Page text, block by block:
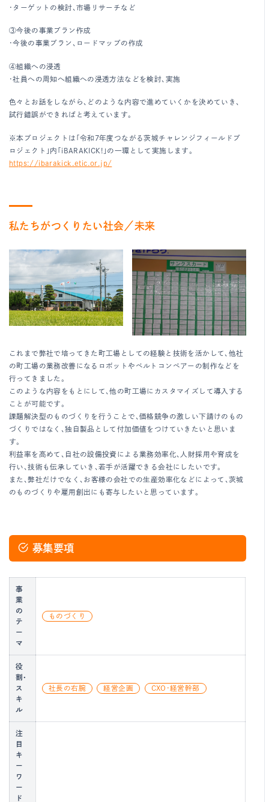
・ターゲットの検討、市場リサーチなど
③今後の事業プラン作成
・今後の事業プラン、ロードマップの作成
④組織への浸透
・社員への周知へ組織への浸透方法などを検討、実施
色々とお話をしながら、どのような内容で進めていくかを決めていき、
試行錯誤ができればと考えています。
※本プロジェクトは「令和7年度つながる茨城チャレンジフィールドプ
ロジェクト」内「iBARAKICK!」の一環として実施します。
https://ibarakick.etic.or.jp/
私たちがつくりたい社会／未来
これまで弊社で培ってきた町工場としての経験と技術を活かして、他社
の町工場の業務改善になるロボットやベルトコンベアーの制作などを
行ってきました。
このような内容をもとにして、他の町工場にカスタマイズして導入する
ことが可能です。
課題解決型のものづくりを行うことで、価格競争の激しい下請けのもの
づくりではなく、独自製品として付加価値をつけていきたいと思いま
す。
利益率を高めて、自社の設備投資による業務効率化、人財採用や育成を
行い、技術も伝承していき、若手が活躍できる会社にしたいです。
また、弊社だけでなく、お客様の会社での生産効率化などによって、茨城
のものづくりや雇用創出にも寄与したいと思っています。
募集要項
事
業
の
テ
ー
マ
ものづくり
役
割・
ス
キ
ル
社長の右腕 経営企画 CXO・経営幹部
注
目
キ
ー
ワ
ー
ド